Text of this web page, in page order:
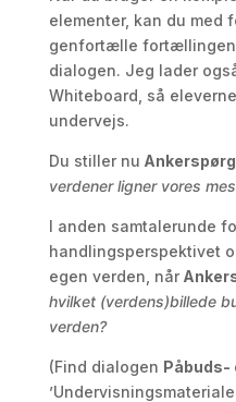
elementer, kan du med
genfortælle fortællingen
dialogen. Jeg lader
Whiteboard, så
undervejs.
Du stiller nu
verdener ligner vores
I anden samtalerunde
handlingsperspektivet
egen verden, når
hvilket (verdens)billede
verden?
(Find dialogen Påbuds-